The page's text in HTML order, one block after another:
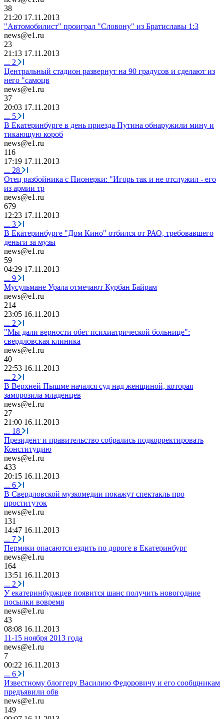
38
21:20 17.11.2013
"Автомобилист" проиграл "Словону" из Братиславы 1:3
news@e1.ru
23
21:13 17.11.2013
... 2
Центральный стадион развернут на 90 градусов и сделают из
него "самоцв
news@e1.ru
37
20:03 17.11.2013
... 5
В Екатеринбурге в день приезда Путина обнаружили мину и
тикающую короб
news@e1.ru
116
17:19 17.11.2013
... 28
Отец разбойника с Пионерки: "Игорь так и не отслужил - его
из армии тр
news@e1.ru
679
12:23 17.11.2013
... 3
В Екатеринбурге "Дом Кино" отбился от РАО, требовавшего
деньги за музы
news@e1.ru
59
04:29 17.11.2013
... 9
Мусульмане Урала отмечают Курбан Байрам
news@e1.ru
214
23:05 16.11.2013
... 2
"Мы дали верности обет психиатрической больнице":
свердловская клиника
news@e1.ru
40
22:53 16.11.2013
... 2
В Верхней Пышме начался суд над женщиной, которая
заморозила младенцев
news@e1.ru
27
21:00 16.11.2013
... 18
Президент и правительство собрались подкорректировать
Конституцию
news@e1.ru
433
20:15 16.11.2013
... 6
В Свердловской музкомедии покажут спектакль про
проституток
news@e1.ru
131
14:47 16.11.2013
... 7
Пермяки опасаются ездить по дороге в Екатеринбург
news@e1.ru
164
13:51 16.11.2013
... 2
У екатеринбуржцев появится шанс получить новогодние
посылки вовремя
news@e1.ru
43
08:08 16.11.2013
11-15 ноября 2013 года
news@e1.ru
7
00:22 16.11.2013
... 6
Известному блоггеру Василию Федоровичу и его сообщникам
предъявили обв
news@e1.ru
149